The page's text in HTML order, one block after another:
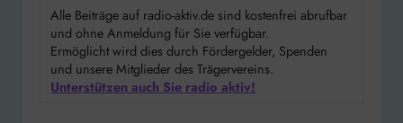
Alle Beiträge auf radio-aktiv.de sind kostenfrei abrufbar
und ohne Anmeldung für Sie verfügbar.
Ermöglicht wird dies durch Fördergelder, Spenden
und unsere Mitglieder des Trägervereins.
Unterstützen auch Sie radio aktiv!